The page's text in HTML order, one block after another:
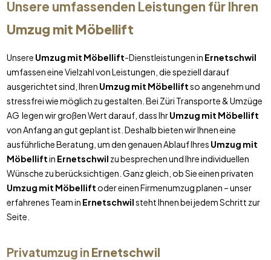
Unsere umfassenden Leistungen für Ihren
Umzug mit Möbellift
Unsere Umzug mit Möbellift-Dienstleistungen in Ernetschwil
umfassen eine Vielzahl von Leistungen, die speziell darauf
ausgerichtet sind, Ihren Umzug mit Möbelliftso angenehm und
stressfrei wie möglich zu gestalten. Bei Züri Transporte & Umzüge
AG legen wir großen Wert darauf, dass IhrUmzug mit Möbellift
von Anfang an gut geplant ist. Deshalb bieten wir Ihnen eine
ausführliche Beratung, um den genauen Ablauf Ihres Umzug mit
Möbelliftin Ernetschwil zu besprechen und Ihre individuellen
Wünsche zu berücksichtigen. Ganz gleich, ob Sie einen privaten
Umzug mit Möbelliftoder einen Firmenumzug planen – unser
erfahrenes Team in Ernetschwilsteht Ihnen bei jedem Schritt zur
Seite.
Privatumzug in Ernetschwil